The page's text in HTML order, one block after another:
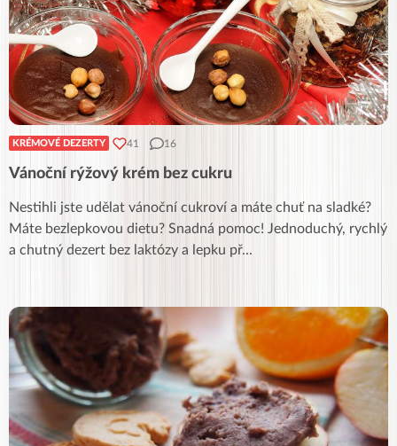
KRÉMOVÉ DEZERTY 41 16
Vánoční rýžový krém bez cukru
Nestihli jste udělat vánoční cukroví a máte chuť na sladké?
Máte bezlepkovou dietu? Snadná pomoc! Jednoduchý, rychlý
a chutný dezert bez laktózy a lepku př...